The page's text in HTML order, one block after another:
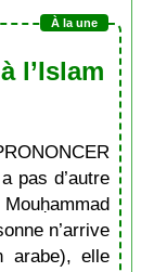
l’Islam
pas d’autre
n’arrive
arabe), elle